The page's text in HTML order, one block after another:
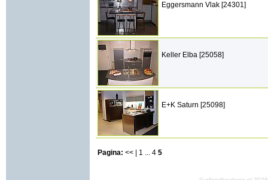
Eggersmann Vlak [24301]
Keller Elba [25058]
E+K Saturn [25098]
Pagina: << | 1 ... 4 5